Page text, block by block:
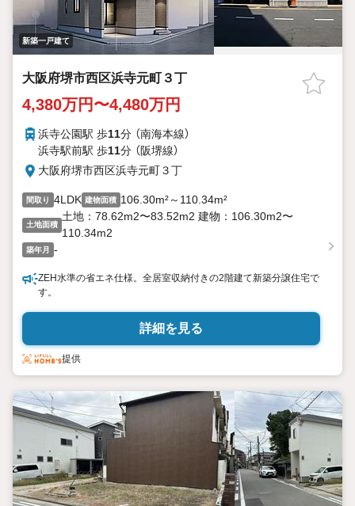
新築一戸建て
大阪府堺市西区浜寺元町３丁
4,380万円〜4,480万円
浜寺公園駅 歩11分 （南海本線）
浜寺駅前駅 歩11分 （阪堺線）
大阪府堺市西区浜寺元町３丁
間取り 4LDK 建物面積 106.30m²～110.34m²
土地面積
土地：78.62m2〜83.52m2 建物：106.30m2〜
110.34m2
築年月 -
ZEH水準の省エネ仕様。全居室収納付きの2階建て新築分譲住宅で
す。
詳細を見る
提供